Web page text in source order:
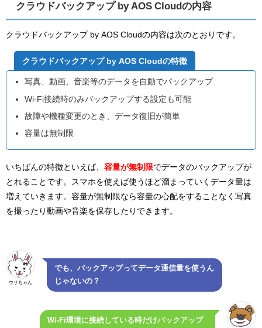
クラウドバックアップ by AOS Cloudの内容
クラウドバックアップ by AOS Cloudの内容は次のとおりです。
クラウドバックアップ by AOS Cloudの特徴
写真、動画、音楽等のデータを自動でバックアップ
Wi-Fi接続時のみバックアップする設定も可能
故障や機種変更のとき、データ復旧が簡単
容量は無制限
いちばんの特徴といえば、 容量が無制限でデータのバックアップが
とれることです。スマホを使えば使うほど溜まっていくデータ量は
増えていきます。容量が無制限なら容量の心配をすることなく写真
を撮ったり動画や音楽を保存したりできます。
ウサちゃん
でも、バックアップってデータ通信量を使うん
じゃないの？
Wi-Fi環境に接続している時だけバックアップ